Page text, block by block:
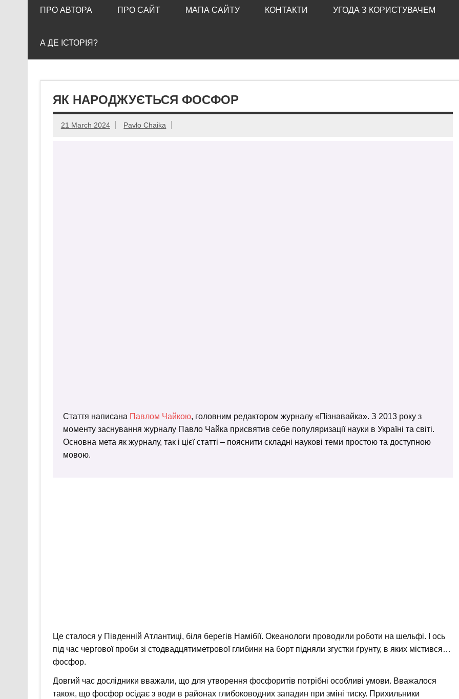
ПРО АВТОРА ПРО САЙТ МАПА САЙТУ КОНТАКТИ УГОДА З КОРИСТУВАЧЕМ
А ДЕ ІСТОРІЯ?
ЯК НАРОДЖУЄТЬСЯ ФОСФОР
21 March 2024 Pavlo Chaika
Стаття написана Павлом Чайкою, головним редактором журналу «Пізнавайка». З 2013 року з
моменту заснування журналу Павло Чайка присвятив себе популяризації науки в Україні та світі.
Основна мета як журналу, так і цієї статті – пояснити складні наукові теми простою та доступною
мовою.
Це сталося у Південній Атлантиці, біля берегів Намібії. Океанологи проводили роботи на шельфі. І ось
під час чергової проби зі стодвадцятиметрової глибини на борт підняли згустки ґрунту, в яких містився…
фосфор.
Довгий час дослідники вважали, що для утворення фосфоритів потрібні особливі умови. Вважалося
також, що фосфор осідає з води в районах глибоководних западин при зміні тиску. Прихильники